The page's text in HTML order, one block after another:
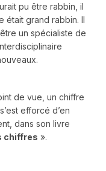
pu être rabbin, il
était grand rabbin. Il
un spécialiste de
de vue, un chiffre
efforcé d’en
dans son livre
chiffres ».